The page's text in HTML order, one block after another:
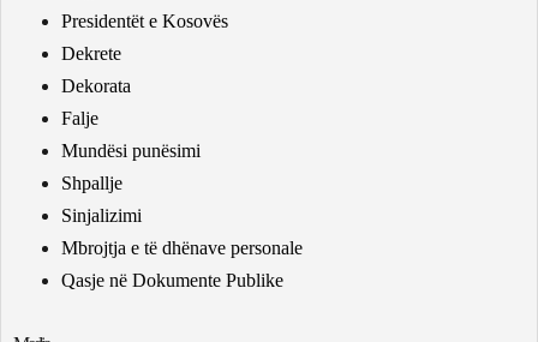
Presidentët e Kosovës
Dekrete
Dekorata
Falje
Mundësi punësimi
Shpallje
Sinjalizimi
Mbrojtja e të dhënave personale
Qasje në Dokumente Publike